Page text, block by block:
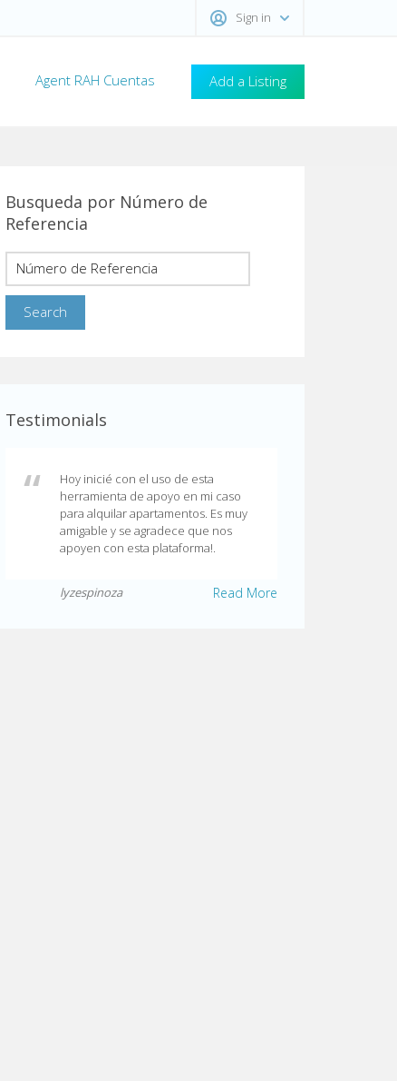
Sign in
Add a Listing
Agent RAH Cuentas
Busqueda por Número de
Referencia
Testimonials
Hoy inicié con el uso de esta
herramienta de apoyo en mi caso
para alquilar apartamentos. Es muy
amigable y se agradece que nos
apoyen con esta plataforma!.
Read More
lyzespinoza